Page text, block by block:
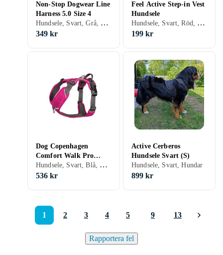
Non-Stop Dogwear Line
Harness 5.0 Size 4
Hundsele, Svart, Grå, Blå, Orange, Grön, Lila, Hundar
349 kr
Feel Active Step-in Vest
Hundsele
Hundsele, Svart, Röd, Hundar
199 kr
Dog Copenhagen
Comfort Walk Pro
Harness S
Hundsele, Svart, Blå, Röd, Orange, Grön, Rosa, Lila, Hundar
536 kr
Active Cerberos
Hundsele Svart (S)
Hundsele, Svart, Hundar
899 kr
1 2 3 4 5 9 13
Rapportera fel